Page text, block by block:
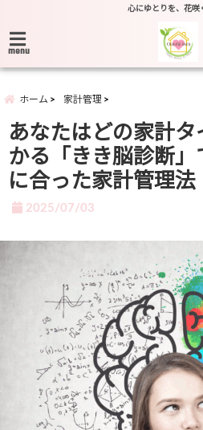
心にゆとりを、花咲
menu
ホーム 家計管理
あなたはどの家計
かる「きき脳診断
に合った家計管理法
2025/07/03